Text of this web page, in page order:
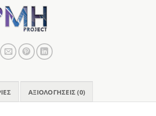
ΑΞΙΟΛΟΓΉΣΕΙΣ (0)